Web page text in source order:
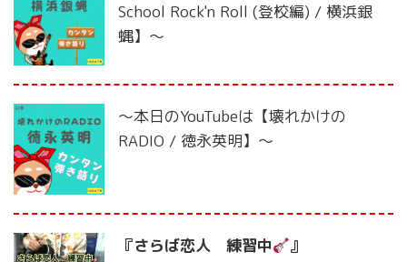
School Rock'n Roll (登校編) / 横浜銀
蝿】〜
〜本日のYouTubeは【壊れかけの
RADIO / 徳永英明】〜
『さらば恋人 練習中 』